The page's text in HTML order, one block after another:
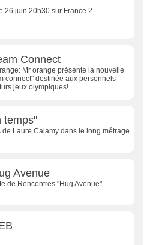
26 juin 20h30 sur France 2.
Connect
Mr orange présente la nouvelle
connect" destinée aux personnels
jeux olympiques!
temps"
de Laure Calamy dans le long métrage
Avenue
de Rencontres "Hug Avenue"